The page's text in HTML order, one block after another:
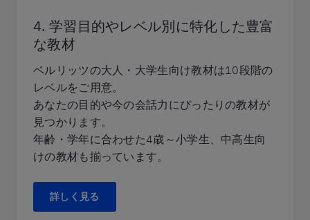
4. 学習目的やレベル別に特化した豊富
な教材
ベルリッツの大人・大学生向け教材は10段階の
レベルをご用意。
あなたの目的や今の会話力にぴったりの教材が
見つかります。
年齢・学年に合わせた4歳～小学生、中高生向
けの教材も揃っています。
詳しく見る